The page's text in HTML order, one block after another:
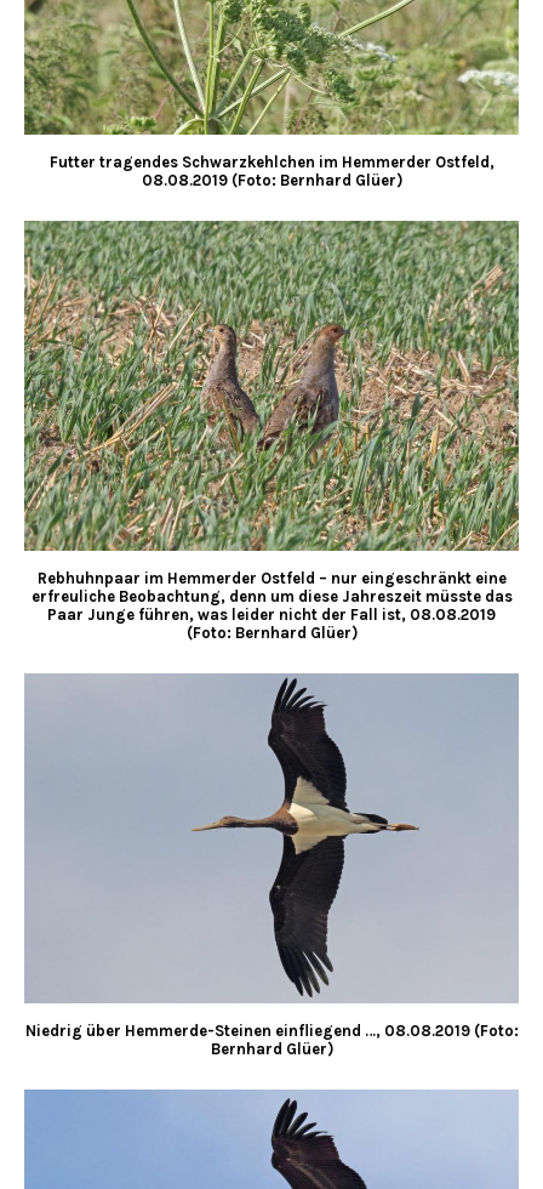
Futter tragendes Schwarzkehlchen im Hemmerder Ostfeld,
08.08.2019 (Foto: Bernhard Glüer)
Rebhuhnpaar im Hemmerder Ostfeld – nur eingeschränkt eine
erfreuliche Beobachtung, denn um diese Jahreszeit müsste das
Paar Junge führen, was leider nicht der Fall ist, 08.08.2019
(Foto: Bernhard Glüer)
Niedrig über Hemmerde-Steinen einfliegend …, 08.08.2019 (Foto:
Bernhard Glüer)